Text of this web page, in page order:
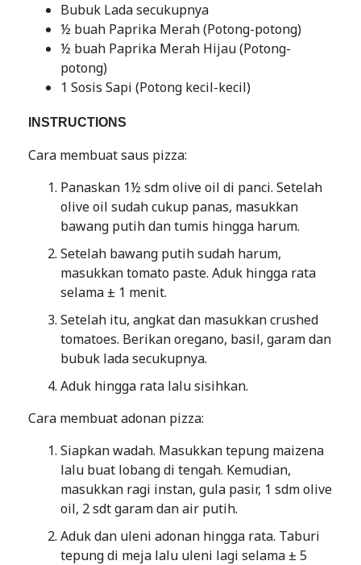
Bubuk Lada secukupnya
½ buah Paprika Merah (Potong-potong)
½ buah Paprika Merah Hijau (Potong-
potong)
1 Sosis Sapi (Potong kecil-kecil)
INSTRUCTIONS
Cara membuat saus pizza:
Panaskan 1½ sdm olive oil di panci. Setelah
olive oil sudah cukup panas, masukkan
bawang putih dan tumis hingga harum.
Setelah bawang putih sudah harum,
masukkan tomato paste. Aduk hingga rata
selama ± 1 menit.
Setelah itu, angkat dan masukkan crushed
tomatoes. Berikan oregano, basil, garam dan
bubuk lada secukupnya.
Aduk hingga rata lalu sisihkan.
Cara membuat adonan pizza:
Siapkan wadah. Masukkan tepung maizena
lalu buat lobang di tengah. Kemudian,
masukkan ragi instan, gula pasir, 1 sdm olive
oil, 2 sdt garam dan air putih.
Aduk dan uleni adonan hingga rata. Taburi
tepung di meja lalu uleni lagi selama ± 5